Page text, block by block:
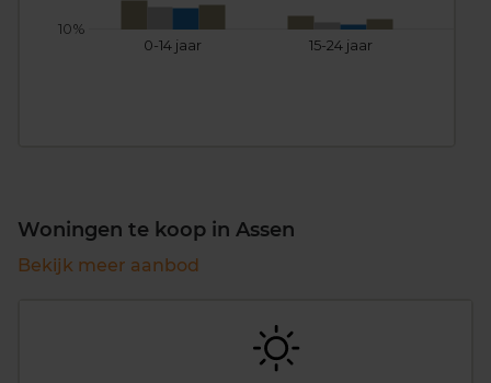
0-14 jaar 15-24 jaar
10%
Woningen te koop in Assen
Bekijk meer aanbod